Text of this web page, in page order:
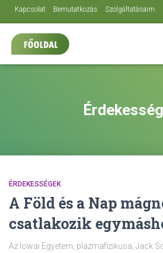
Kapcsolat Bemutatkozás Szolgáltatásaim
ÉRDEKESSÉGEK
A Föld és a Nap
csatlakozik
Az Iowai Egyetem, plazmafizikusa, Jack